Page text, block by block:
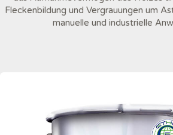
Fleckenbildung und Vergrauungen um
manuelle und industrielle